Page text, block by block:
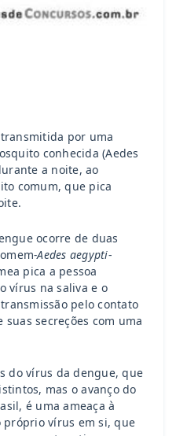
por uma
conhecida (Aedes
a noite, ao
comum, que pica
ocorre de duas
-Aedes aegypti-
pica a pessoa
vírus na saliva e o
pelo contato
secreções com uma
do vírus da dengue, que
mas o avanço do
é uma ameaça à
vírus em si, que